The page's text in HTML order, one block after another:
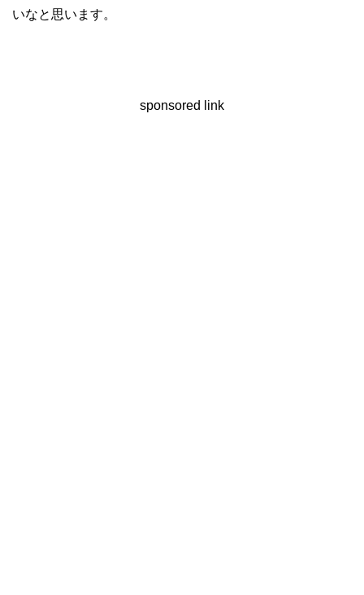
いなと思います。
sponsored link